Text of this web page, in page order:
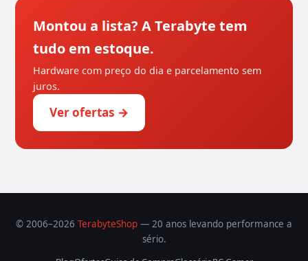
Montou a lista? A Terabyte tem
tudo em estoque.
Hardware com preço do dia e parcelamento sem
juros.
Ver ofertas →
© 2006–2026 TerabyteShop — 20 anos levando performance a
sério.